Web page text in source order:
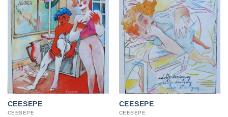
CEESEPE
CEESEPE
CEESEPE
CEESEPE